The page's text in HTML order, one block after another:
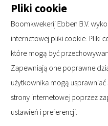
Pliki cookie
Boomkwekerij Ebben B.V.
internetowej pliki cookie. Pliki
które mogą być
Zapewniają one poprawne
użytkownika mogą
strony internetowej poprzez
ustawień i preferencji.